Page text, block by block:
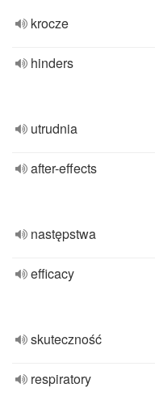
krocze
hinders
utrudnia
after-effects
następstwa
efficacy
skuteczność
respiratory